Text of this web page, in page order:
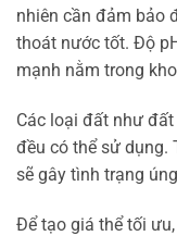
nhiên cần đảm bảo
thoát nước tốt. Độ
mạnh nằm trong
Các loại đất như
đều có thể sử dụng.
sẽ gây tình trạng
Để tạo giá thể tối